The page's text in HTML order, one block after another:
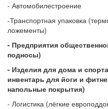
- Автомобилестроение
-Транспортная упаковка
ложементы)
- Предприятия
подносы)
- Изделия для дома и
инвентарь для йоги и
напольные покрытия)
- Логистика (лёгкие